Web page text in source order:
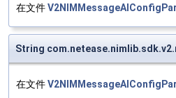
在文件
String
在文件